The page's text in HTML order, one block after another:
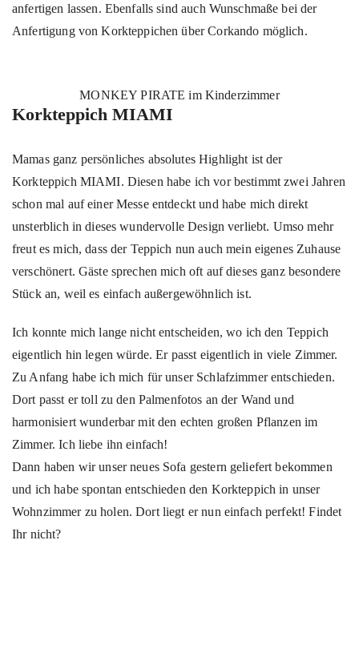
anfertigen lassen. Ebenfalls sind auch Wunschmaße bei der
Anfertigung von Korkteppichen über Corkando möglich.
MONKEY PIRATE im Kinderzimmer
Korkteppich MIAMI
Mamas ganz persönliches absolutes Highlight ist der
Korkteppich MIAMI. Diesen habe ich vor bestimmt zwei Jahren
schon mal auf einer Messe entdeckt und habe mich direkt
unsterblich in dieses wundervolle Design verliebt. Umso mehr
freut es mich, dass der Teppich nun auch mein eigenes Zuhause
verschönert. Gäste sprechen mich oft auf dieses ganz besondere
Stück an, weil es einfach außergewöhnlich ist.
Ich konnte mich lange nicht entscheiden, wo ich den Teppich
eigentlich hin legen würde. Er passt eigentlich in viele Zimmer.
Zu Anfang habe ich mich für unser Schlafzimmer entschieden.
Dort passt er toll zu den Palmenfotos an der Wand und
harmonisiert wunderbar mit den echten großen Pflanzen im
Zimmer. Ich liebe ihn einfach!
Dann haben wir unser neues Sofa gestern geliefert bekommen
und ich habe spontan entschieden den Korkteppich in unser
Wohnzimmer zu holen. Dort liegt er nun einfach perfekt! Findet
Ihr nicht?